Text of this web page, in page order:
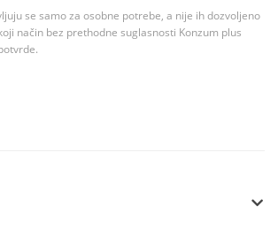
se samo za osobne potrebe, a nije ih dozvoljeno
način bez prethodne suglasnosti Konzum plus